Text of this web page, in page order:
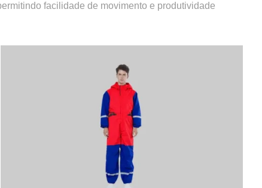
facilidade de movimento e produtividade